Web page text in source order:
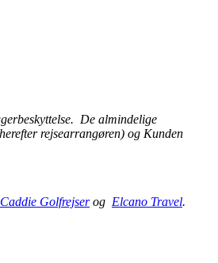
De almindelige
rejsearrangøren) og Kunden
Caddie Golfrejserog Elcano Travel.